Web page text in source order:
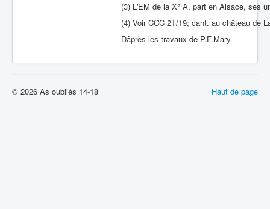
(3) L'EM de la X° A. part en Alsace, ses
(4) Voir CCC 2T/19; cant. au château de
Dâprès les travaux de P.F.Mary.
Haut de page
© 2026 As oubliés 14-18